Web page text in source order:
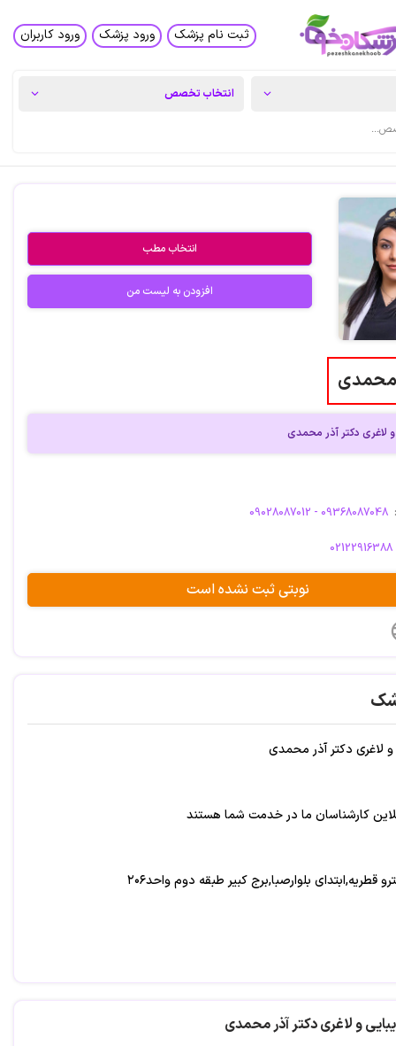
ثبت نام پزشک ورود پزشک ورود کاربران
انتخاب مطب
افزودن به لیست من
محمدی
و لاغرى دکتر آذر محمدی
09028087012 - 09368087048
02122916388
نوبتی ثبت نشده است
و لاغرى دكتر آذر محمدی
كارشناسان ما در خدمت شما هستند
قطريه,ابتداي بلوارصبا,برج كبير طبقه دوم واحد٢٠٦
و لاغرى دکتر آذر محمدی